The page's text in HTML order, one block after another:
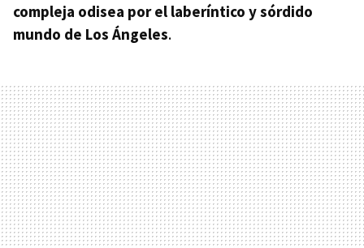
compleja odisea por el laberíntico y sórdido
mundo de Los Ángeles.